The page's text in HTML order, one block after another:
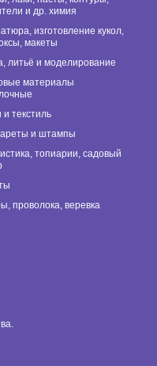
и др. химия
изготовление кукол,
макеты
литьё и моделирование
материалы
и текстиль
и штампы
топиарии, садовый
проволока, веревка